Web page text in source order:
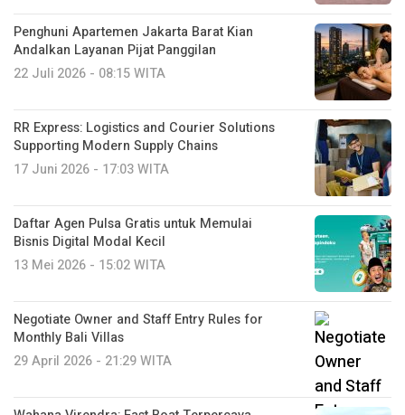
Penghuni Apartemen Jakarta Barat Kian
Andalkan Layanan Pijat Panggilan
22 Juli 2026 - 08:15 WITA
RR Express: Logistics and Courier Solutions
Supporting Modern Supply Chains
17 Juni 2026 - 17:03 WITA
Daftar Agen Pulsa Gratis untuk Memulai
Bisnis Digital Modal Kecil
13 Mei 2026 - 15:02 WITA
Negotiate Owner and Staff Entry Rules for
Monthly Bali Villas
29 April 2026 - 21:29 WITA